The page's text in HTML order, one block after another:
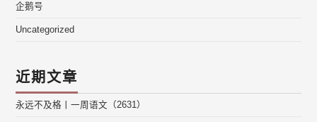
企鹅号
Uncategorized
近期文章
永远不及格丨一周语文（2631）